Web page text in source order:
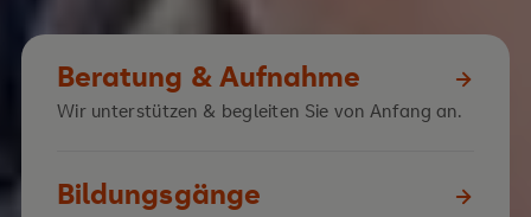
Beratung & Aufnahme
Wir unterstützen & begleiten Sie von Anfang an.
Bildungsgänge